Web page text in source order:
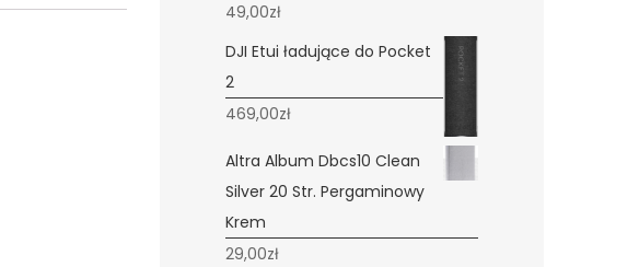
49,00zł
DJI Etui ładujące do Pocket
2
469,00zł
Altra Album Dbcs10 Clean
Silver 20 Str. Pergaminowy
Krem
29,00zł